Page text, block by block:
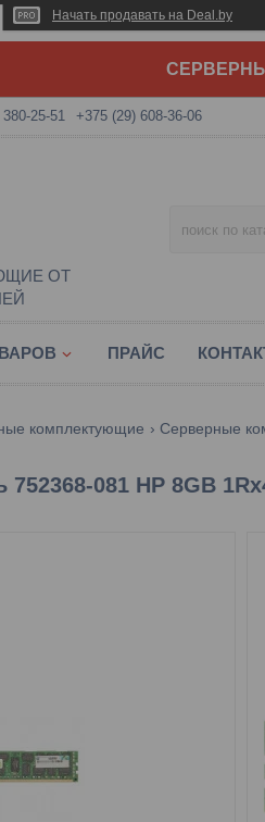
Начать продавать на Deal.by
25-51 +375 (29) 608-36-06
ОТ
ПРАЙС
комплектующие Серверные
081 HP 8GB